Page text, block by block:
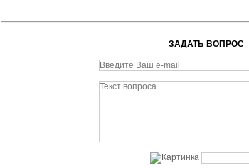
ЗАДАТЬ ВОПРОС